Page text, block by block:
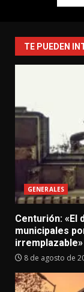
TE PUEDEN
GENERALES
Centurión:
municipales
irremplazable»
8 de agosto de